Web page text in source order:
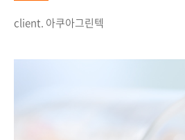
client. 아쿠아그린텍